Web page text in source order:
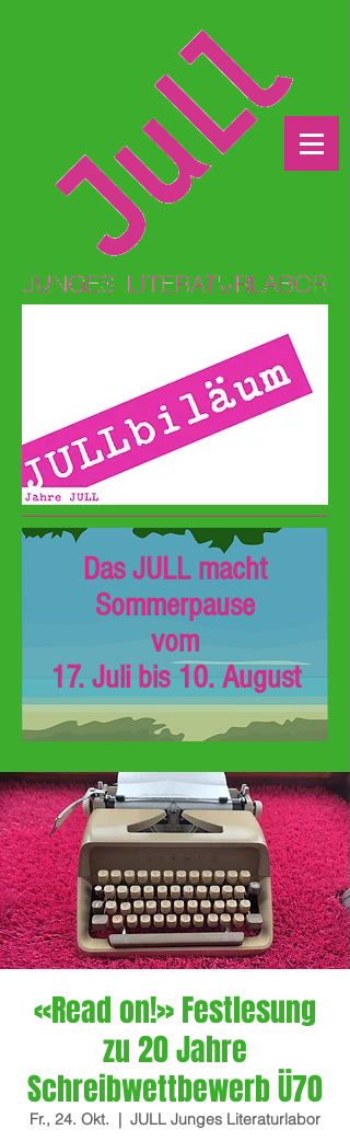
Das JULL macht
Sommerpause
vom
17. Juli bis 10. August
«Read on!» Festlesung
zu 20 Jahre
Schreibwettbewerb Ü70
Fr., 24. Okt.
  |
JULL Junges Literaturlabor